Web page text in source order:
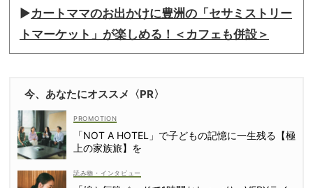
▶︎カートママのお出かけに豊洲の「セサミストリー
トマーケット」が楽しめる！＜カフェも併設＞
今、あなたにオススメ〈PR〉
「NOT A HOTEL」で子どもの記憶に一生残る【極
上の家族旅】を
読み物・インタビュー